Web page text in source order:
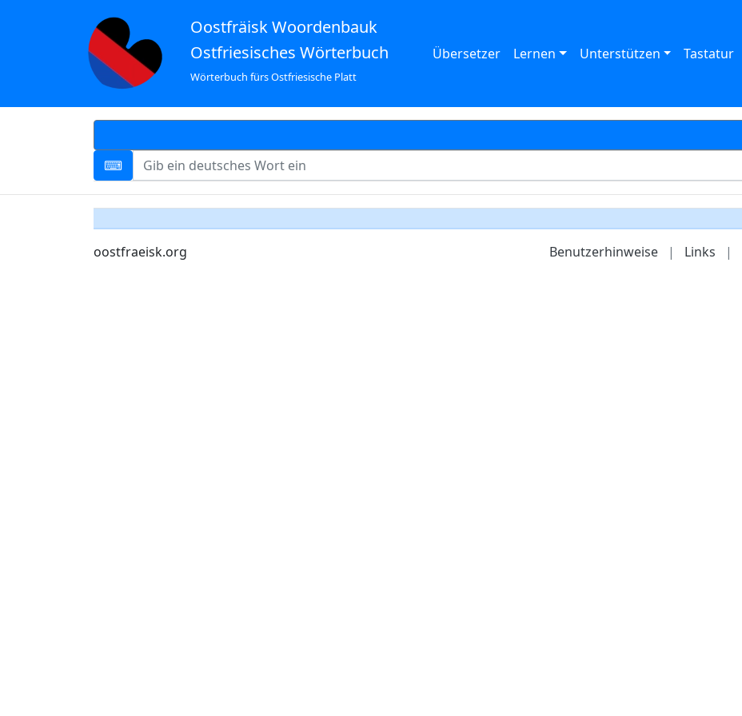
Oostfräisk Woordenbauk
Ostfriesisches Wörterbuch
Wörterbuch fürs Ostfriesische Platt
Übersetzer Lernen Unterstützen Tastatur
oostfraeisk.org Benutzerhinweise | Links |